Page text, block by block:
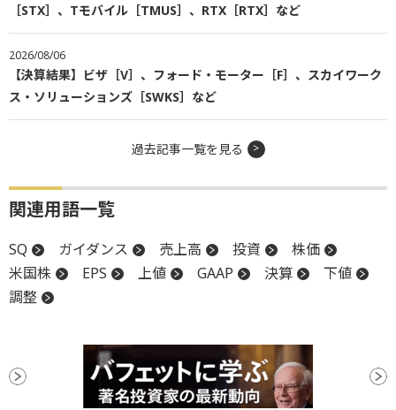
［STX］、Tモバイル［TMUS］、RTX［RTX］など
2026/08/06
【決算結果】ビザ［V］、フォード・モーター［F］、スカイワーク
ス・ソリューションズ［SWKS］など
過去記事一覧を見る
関連用語一覧
SQ ガイダンス 売上高 投資
株価
米国株
EPS 上値 GAAP 決算
下値
調整